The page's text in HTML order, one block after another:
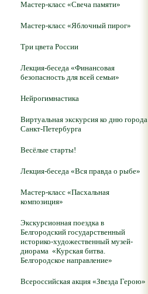
Мастер-класс «Свеча памяти»
Мастер-класс «Яблочный пирог»
Три цвета России
Лекция-беседа «Финансовая
безопасность для всей семьи»
Нейрогимнастика
Виртуальная экскурсия ко дню города
Санкт-Петербурга
Весёлые старты!
Лекция-беседа «Вся правда о рыбе»
Мастер-класс «Пасхальная
композиция»
Экскурсионная поездка в
Белгородский государственный
историко-художественный музей-
диорама «Курская битва.
Белгородское направление»
Всероссийская акция «Звезда Герою»